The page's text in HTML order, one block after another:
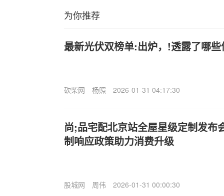
为你推荐
最新光伏双榜单:出炉，!透露了哪
砍柴网 杨照 2026-01-31 04:17:30
尚;品宅配北京站全屋星级定制发布
制响应政策助力消费升级
股城网 周伟 2026-01-31 00:00:30